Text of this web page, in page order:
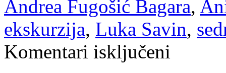
Andrea Fugošić Bagara,
ekskurzija, Luka Savin,
Komentari isključeni